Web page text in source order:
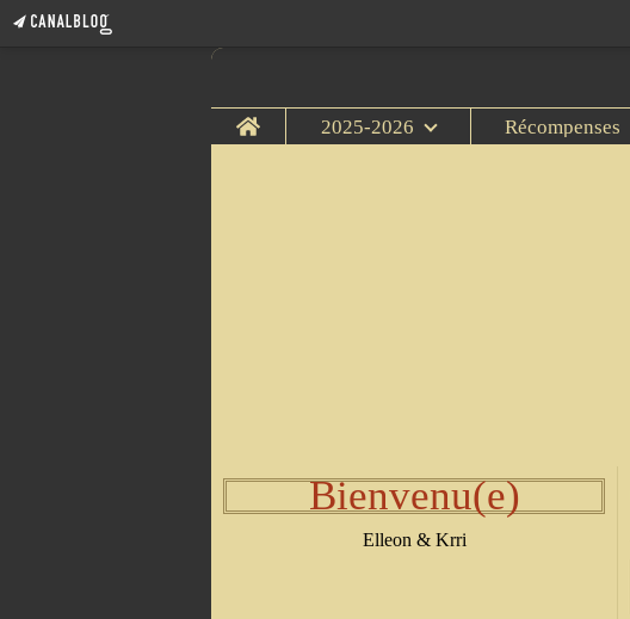
Home 2025-2026 Récompenses
Bienvenu(e)
Elleon & Krri